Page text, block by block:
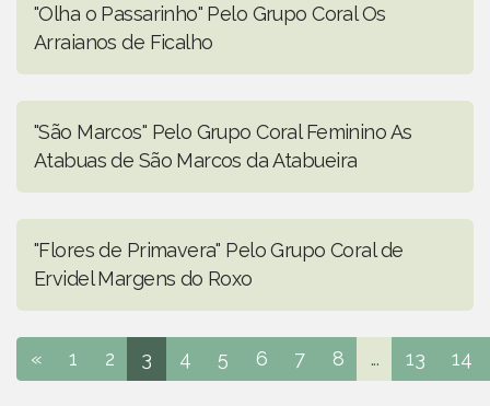
"Olha o Passarinho" Pelo Grupo Coral Os
Arraianos de Ficalho
"São Marcos" Pelo Grupo Coral Feminino As
Atabuas de São Marcos da Atabueira
"Flores de Primavera" Pelo Grupo Coral de
Ervidel Margens do Roxo
« 1 2 3 4 5 6 7 8 ... 13 14